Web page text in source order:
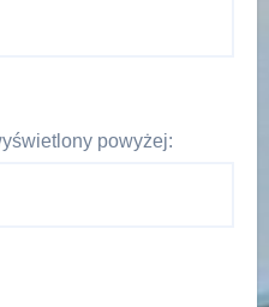
powyżej: